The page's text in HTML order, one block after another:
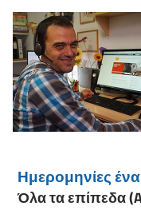
Ημερομηνίες
Όλα τα επίπεδα